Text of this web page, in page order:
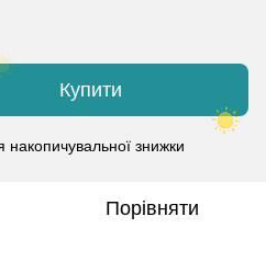
Купити
накопичувальної знижки
Порівняти